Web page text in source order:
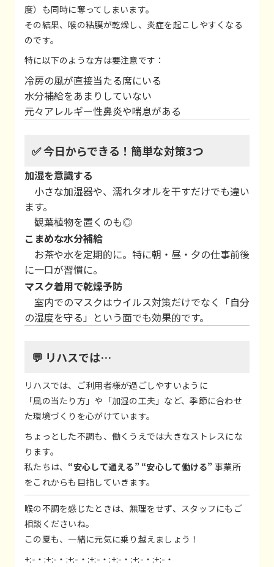
度）も同時に奪ってしまいます。
その結果、喉の粘膜が乾燥し、炎症を起こしやすくなる
のです。
特に以下のような方は要注意です：
冷房の風が直接当たる席にいる
水分補給をあまりしていない
元々アレルギー性鼻炎や喘息がある
✅ 今日からできる！簡単な対策3つ
加湿を意識する
小さな加湿器や、濡れタオルを干すだけでも違い
ます。
観葉植物を置くのも◎
こまめな水分補給
お茶や水を定期的に。特に朝・昼・夕の仕事前後
に一口が習慣に。
マスク着用で乾燥予防
室内でのマスクはウイルス対策だけでなく「自分
の湿度を守る」という面でも効果的です。
💬 リハスでは…
リハスでは、ご利用者様が過ごしやすいように
「風の当たり方」や「加湿の工夫」など、季節に合わせ
た環境づくりを心がけています。
ちょっとした不調も、働くうえでは大きなストレスにな
ります。
私たちは、 “安心して通える” “安心して働ける” 事業所
をこれからも目指していきます。
喉の不調を感じたときは、無理をせず、スタッフにもご
相談くださいね。
この夏も、一緒に元気に乗り越えましょう！
+:-・:+:-・:+:-・:+:-・:+:-・:+:-・:+:-・